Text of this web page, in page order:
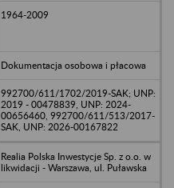
1964-2009
Dokumentacja osobowa i płacowa
992700/611/1702/2019-SAK; UNP:
2019 - 00478839, UNP: 2024-
00656460, 992700/611/513/2017-
SAK, UNP: 2026-00167822
Realia Polska Inwestycje Sp. z o.o. w
likwidacji - Warszawa, ul. Puławska